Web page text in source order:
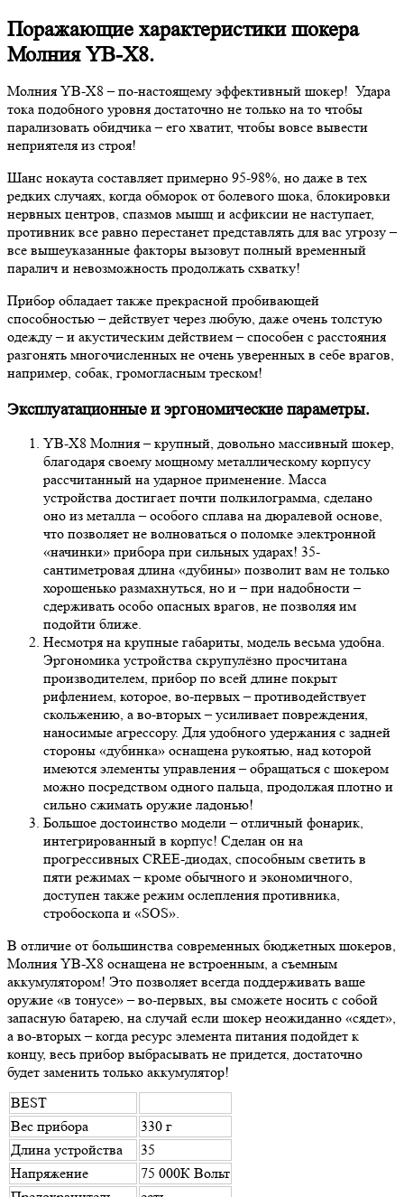
Поражающие характеристики шокера
Молния YB-X8.
Молния YB-Х8 – по-настоящему эффективный шокер! Удара
тока подобного уровня достаточно не только на то чтобы
парализовать обидчика – его хватит, чтобы вовсе вывести
неприятеля из строя!
Шанс нокаута составляет примерно 95-98%, но даже в тех
редких случаях, когда обморок от болевого шока, блокировки
нервных центров, спазмов мышц и асфиксии не наступает,
противник все равно перестанет представлять для вас угрозу –
все вышеуказанные факторы вызовут полный временный
паралич и невозможность продолжать схватку!
Прибор обладает также прекрасной пробивающей
способностью – действует через любую, даже очень толстую
одежду – и акустическим действием – способен с расстояния
разгонять многочисленных не очень уверенных в себе врагов,
например, собак, громогласным треском!
Эксплуатационные и эргономические параметры.
YB-Х8 Молния – крупный, довольно массивный шокер,
благодаря своему мощному металлическому корпусу
рассчитанный на ударное применение. Масса
устройства достигает почти полкилограмма, сделано
оно из металла – особого сплава на дюралевой основе,
что позволяет не волноваться о поломке электронной
«начинки» прибора при сильных ударах! 35-
сантиметровая длина «дубины» позволит вам не только
хорошенько размахнуться, но и – при надобности –
сдерживать особо опасных врагов, не позволяя им
подойти ближе.
Несмотря на крупные габариты, модель весьма удобна.
Эргономика устройства скрупулёзно просчитана
производителем, прибор по всей длине покрыт
рифлением, которое, во-первых – противодействует
скольжению, а во-вторых – усиливает повреждения,
наносимые агрессору. Для удобного удержания с задней
стороны «дубинка» оснащена рукоятью, над которой
имеются элементы управления – обращаться с шокером
можно посредством одного пальца, продолжая плотно и
сильно сжимать оружие ладонью!
Большое достоинство модели – отличный фонарик,
интегрированный в корпус! Сделан он на
прогрессивных CREE-диодах, способным светить в
пяти режимах – кроме обычного и экономичного,
доступен также режим ослепления противника,
стробоскопа и «SOS».
В отличие от большинства современных бюджетных шокеров,
Молния YB-X8 оснащена не встроенным, а съемным
аккумулятором! Это позволяет всегда поддерживать ваше
оружие «в тонусе» – во-первых, вы сможете носить с собой
запасную батарею, на случай если шокер неожиданно «сядет»,
а во-вторых – когда ресурс элемента питания подойдет к
концу, весь прибор выбрасывать не придется, достаточно
будет заменить только аккумулятор!
BEST
Вес прибора
330 г
Длина устройства
35
Напряжение
75 000К Вольт